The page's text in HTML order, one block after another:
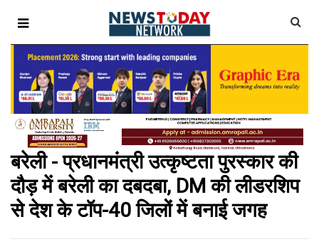
बरेली - प्रधानमंत्री उत्कृष्टता पुरस्कार की
दौड़ में बरेली का दबदबा, DM की लीडरशिप
से देश के टॉप-40 जिलों में बनाई जगह